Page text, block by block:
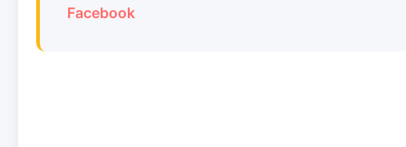
Facebook